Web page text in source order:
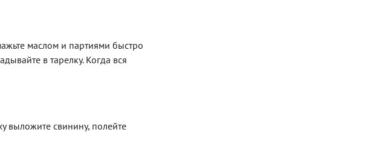
маслом и партиями быстро
в тарелку. Когда вся
выложите свинину, полейте